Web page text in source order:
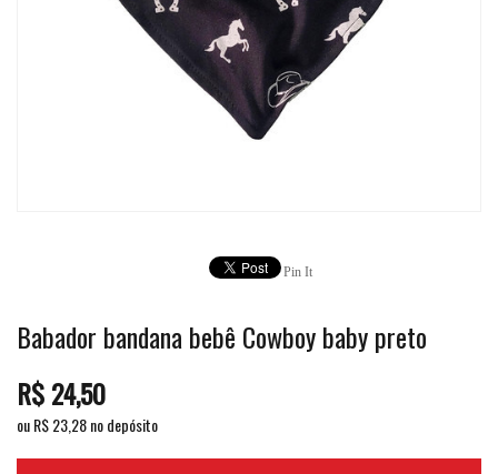
Pin It
Babador bandana bebê Cowboy baby preto
R$24,50
ou R$23,28no depósito